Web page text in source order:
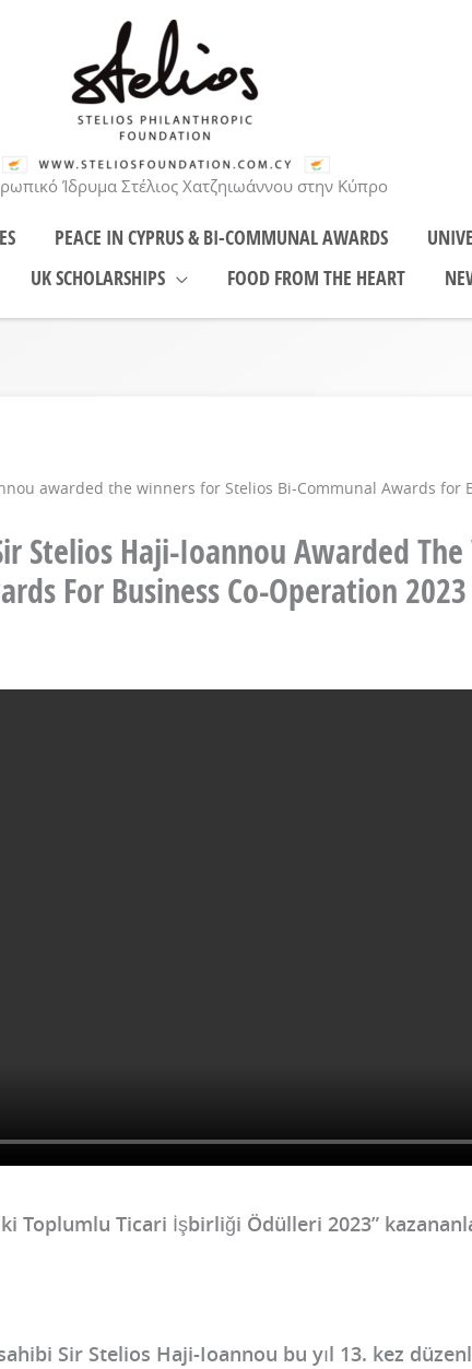
Ίδρυμα Στέλιος Χατζηιωάννου στην Κύπρο
PEACE IN CYPRUS & BI-COMMUNAL AWARDS
UK SCHOLARSHIPS FOOD FROM THE HEART
awarded the winners for Stelios Bi-Communal Awards for
Stelios Haji-Ioannou Awarded
For Business Co-Operation 2023
Toplumlu Ticari İşbirliği Ödülleri 2023”
Sir Stelios Haji-Ioannou bu yıl 13. kez